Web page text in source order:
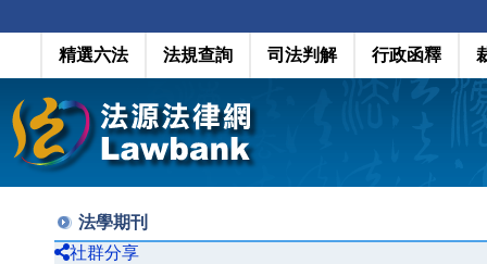
精選六法 法規查詢 司法判解 行政函釋
法學期刊
社群分享